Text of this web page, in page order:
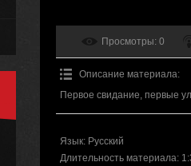
Просмотры: 0
Описание материала:
Первое свидание, первые
Язык: Русский
Длительность материала: